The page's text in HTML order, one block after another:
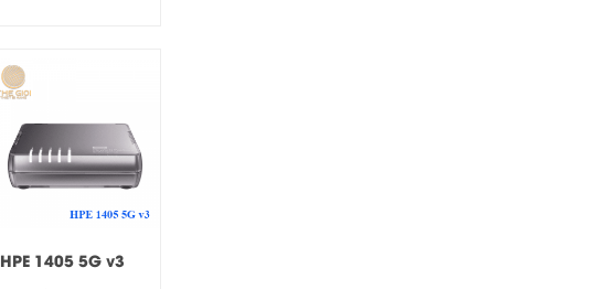
HPE 1405 5G v3